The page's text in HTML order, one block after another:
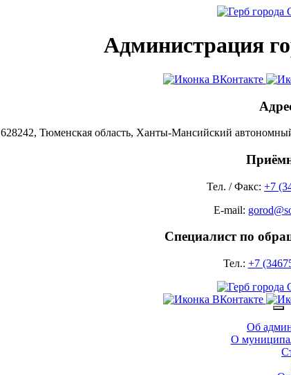
Администрация
628242, Тюменская область, Ханты-Мансийский
Тел. / Факс: +7
E-mail:
Специалист по
Тел.: +7
Об
О